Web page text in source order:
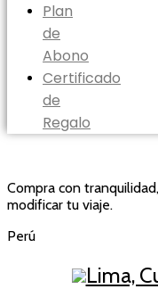
Plan
de
Abono
Certificado
de
Regalo
Compra con
modificar tu viaje.
Perú
Lima,